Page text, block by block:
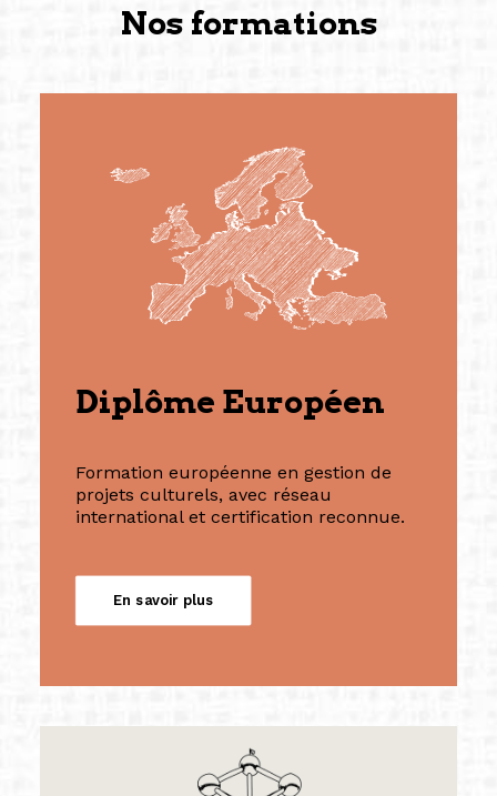
Nos formations
Diplôme Européen
Formation européenne en gestion de
projets culturels, avec réseau
international et certification reconnue.
En savoir plus